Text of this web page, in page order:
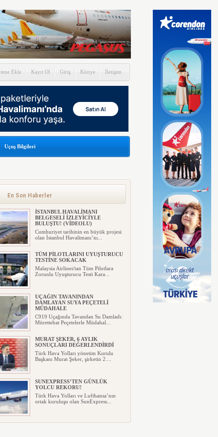
Ekle Kayıt Ol Giriş Künye İletişim
Uçuş Bilgileri
En Son Haberler
İSTANBUL HAVALİMANI
BELGESELİ İZLEYİCİYLE
BULUŞTU! (VİDEOLU)
Cumhuriyet tarihinin en büyük projesi
olan İstanbul Havalimanı’nı...
TÜM PİLOTLARINI UYUŞTURUCU
TESTİNE SOKACAK
Malaysia Airlines'tan Tüm Pilotlara
Zorunlu Uyuşturucu Testi Kara...
UÇAĞIN TAVANINDAN
DAMLAYAN SUYA PEÇETELİ
MÜDAHALE
C919 Uçağında Tavandan Su Damladı:
Mürettebat Peçetelerle Müdahal...
MURAT ŞEKER, 6 AYLIK
SONUÇLARI DEĞERLENDİRDİ
Türk Hava Yolları yönetim Kurulu
Başkanı Murat Şeker, şirketin 2....
SUNEXPRESS’TEN GÜNLÜK
YOLCU REKORU!
Türk Hava Yolları ve Lufthansa’nın
ortak kuruluşu olan SunExpress...
IBERYA HAVAYOLLARI GÜNEŞ